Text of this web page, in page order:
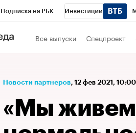
Подписка на РБК Инвестиции
Школа управления РБК
Все выпуски Спецпроект
Новости партнеров⁠, 12 фев 2021, 10:00
«Мы живем